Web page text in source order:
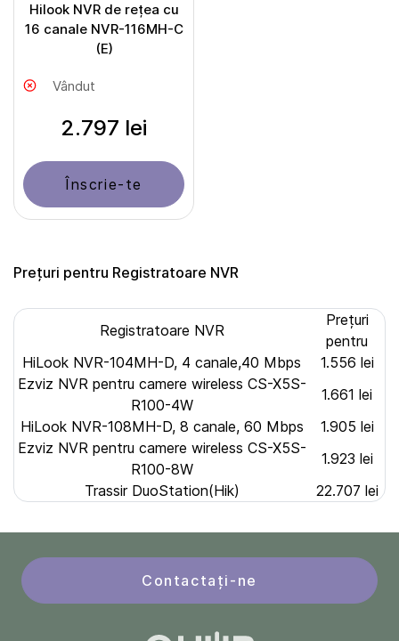
Hilook NVR de rețea cu
16 canale NVR-116MH-C
(E)
Vândut
2.797 lei
Înscrie-te
Prețuri pentru Registratoare NVR
Registratoare NVR
Prețuri
pentru
HiLook NVR-104MH-D, 4 canale,40 Mbps
1.556 lei
Ezviz NVR pentru camere wireless CS-X5S-
R100-4W
1.661 lei
HiLook NVR-108MH-D, 8 canale, 60 Mbps
1.905 lei
Ezviz NVR pentru camere wireless CS-X5S-
R100-8W
1.923 lei
Trassir DuoStation(Hik)
22.707 lei
Contactați-ne